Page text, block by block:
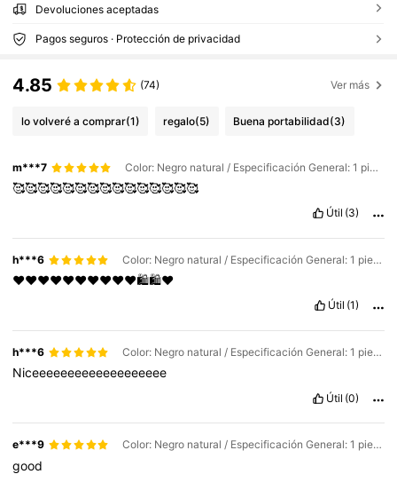
Devoluciones aceptadas
Pagos seguros · Protección de privacidad
4.85 (74) Ver más
lo volveré a comprar(1) regalo(5) Buena portabilidad(3)
m***7 Color: Negro natural / Especificación General: 1 pieza de peluca / Largo de la Peluca: 10 Inch
🥰🥰🥰🥰🥰🥰🥰🥰🥰🥰🥰🥰🥰🥰🥰
Útil (3)
h***6 Color: Negro natural / Especificación General: 1 pieza de peluca / Largo de la Peluca: 10 Inch
❤️❤️❤️❤️❤️❤️❤️❤️❤️❤️🛍🛍❤️
Útil (1)
h***6 Color: Negro natural / Especificación General: 1 pieza de peluca / Largo de la Peluca: 10 Inch
Niceeeeeeeeeeeeeeeeeee
Útil (0)
e***9 Color: Negro natural / Especificación General: 1 pieza de peluca / Largo de la Peluca: 10 Inch
good